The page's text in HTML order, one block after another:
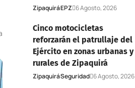
ZipaquiráEPZ 6 Agosto, 2026
Cinco motocicletas
reforzarán el patrullaje del
Ejército en zonas urbanas y
rurales de Zipaquirá
ZipaquiráSeguridad 6 Agosto, 2026